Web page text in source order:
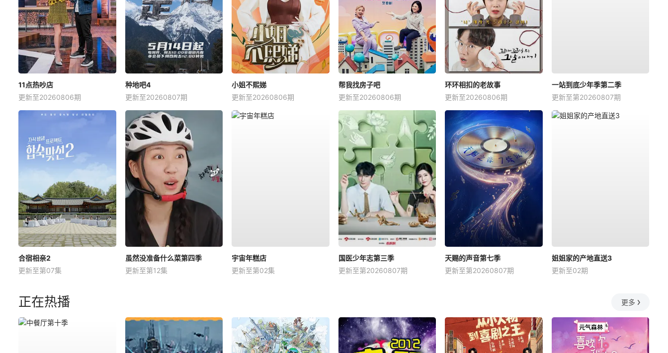
11点热吵店
更新至20260806期
种地吧4
更新至20260807期
小姐不熙娣
更新至20260806期
帮我找房子吧
更新至20260806期
环环相扣的老故事
更新至20260806期
一站到底少年季第二季
更新至第20260807期
合宿相亲2
更新至第07集
虽然没准备什么菜第四季
更新至第12集
宇宙年糕店
更新至第02集
国医少年志第三季
更新至第20260807期
天赐的声音第七季
更新至第20260807期
姐姐家的产地直送3
更新至02期
正在热播 更多